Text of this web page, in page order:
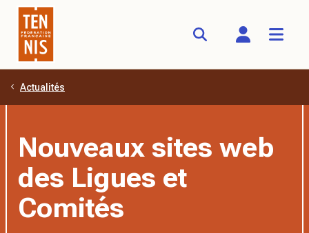
Aller au contenu principal
Actualités
Nouveaux sites web
des Ligues et
Comités